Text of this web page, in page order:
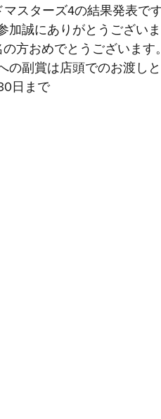
スターズ4の結果発表です
加誠にありがとうございま
方おめでとうございます。
の副賞は店頭でのお渡し
日まで